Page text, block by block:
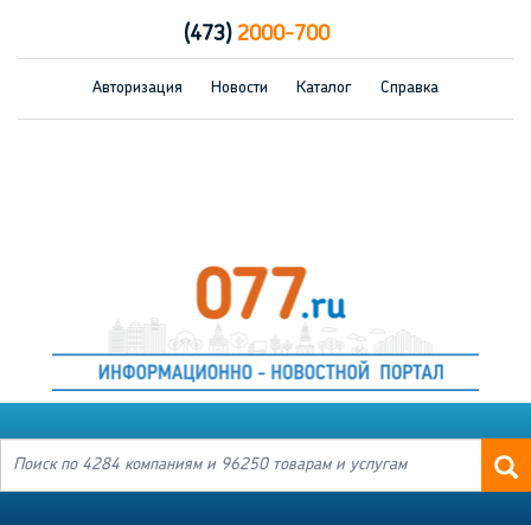
(473)2000-700
Авторизация Новости Каталог Справка